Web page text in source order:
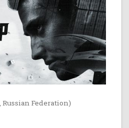
Russian Federation)